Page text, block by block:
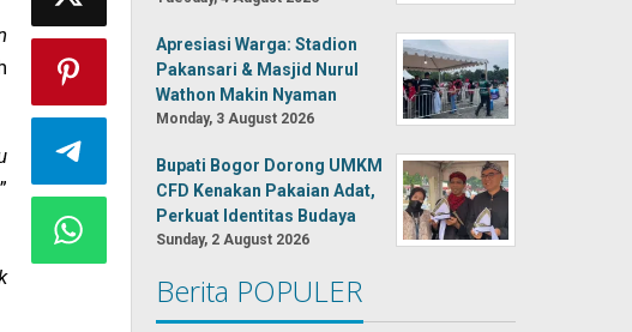
”
Apresiasi Warga: Stadion
Pakansari & Masjid Nurul
Wathon Makin Nyaman
Monday, 3 August 2026
Bupati Bogor Dorong UMKM
CFD Kenakan Pakaian Adat,
Perkuat Identitas Budaya
Sunday, 2 August 2026
Berita POPULER